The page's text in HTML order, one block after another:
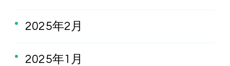
2025年2月
2025年1月